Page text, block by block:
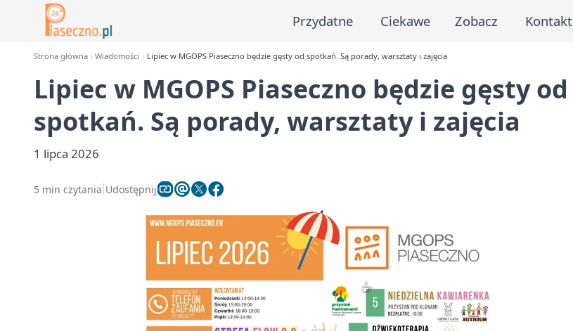
Przydatne Ciekawe Zobacz Kontakt
Strona główna Wiadomości Lipiec w MGOPS Piaseczno będzie gęsty od spotkań. Są porady, warsztaty i zajęcia
Lipiec w MGOPS Piaseczno będzie gęsty od
spotkań. Są porady, warsztaty i zajęcia
1 lipca 2026
5 min czytania Udostępnij